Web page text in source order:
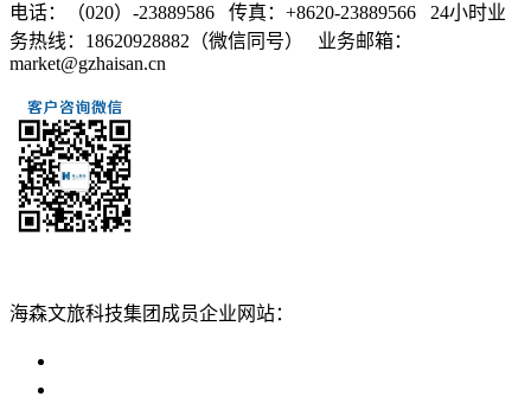
电话：（020）-23889586 传真：+8620-23889566 24小时业
务热线：18620928882（微信同号） 业务邮箱：
market@gzhaisan.cn
海森文旅科技集团成员企业网站：